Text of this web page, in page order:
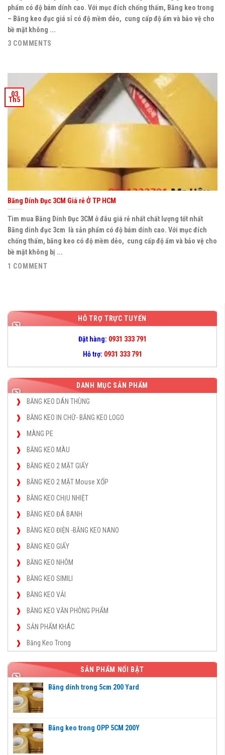
HỖ TRỢ TRỰC TUYẾN
Đặt hàng: 0931 333 791
Hỗ trợ: 0931 333 791
DANH MỤC SẢN PHẨM
BĂNG KEO DÁN THÙNG
BĂNG KEO IN CHỮ- BĂNG KEO LOGO
MÀNG PE
BĂNG KEO MÀU
BĂNG KEO 2 MẶT GIẤY
BĂNG KEO 2 MẶT Mouse XỐP
BĂNG KEO CHỊU NHIỆT
BĂNG KEO ĐÁ BANH
BĂNG KEO ĐIỆN -BĂNG KEO NANO
BĂNG KEO GIẤY
BĂNG KEO NHÔM
BĂNG KEO SIMILI
BĂNG KEO VẢI
BĂNG KEO VĂN PHÒNG PHẨM
SẢN PHẨM KHÁC
Băng Keo Trong
SẢN PHẨM NỔI BẬT
Băng dính trong 5cm 200 Yard
Băng keo trong OPP 5CM 200Y
phẩm có độ bám dính cao. Với mục đích chống thấm, Băng keo trong
– Băng keo đục giá sỉ có độ mềm dẻo, cung cấp độ ẩm và bảo vệ cho
bề mặt không ...
3 COMMENTS
Băng Dính Đục 3CM Giá rẻ Ở TP HCM
Tìm mua Băng Dính Đục 3CM ở đâu giá rẻ nhất chất lượng tốt nhất
Băng dinh đục 3cm là sản phẩm có độ bám dính cao. Với mục đích
chống thấm, băng keo có độ mềm dẻo, cung cấp độ ẩm và bảo vệ cho
bề mặt không bị ...
1 COMMENT
03
Th5